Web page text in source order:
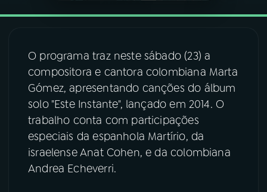
08FESTIVAL DE MÚSICA
ACOMPANHE A RÁDIO NACIONAL
YouTube Facebook
Instagram
O programa traz neste sábado (23) a
compositora e cantora colombiana Marta
Gómez, apresentando canções do álbum
solo "Este Instante", lançado em 2014. O
trabalho conta com participações
especiais da espanhola Martírio, da
israelense Anat Cohen, e da colombiana
Andrea Echeverri.